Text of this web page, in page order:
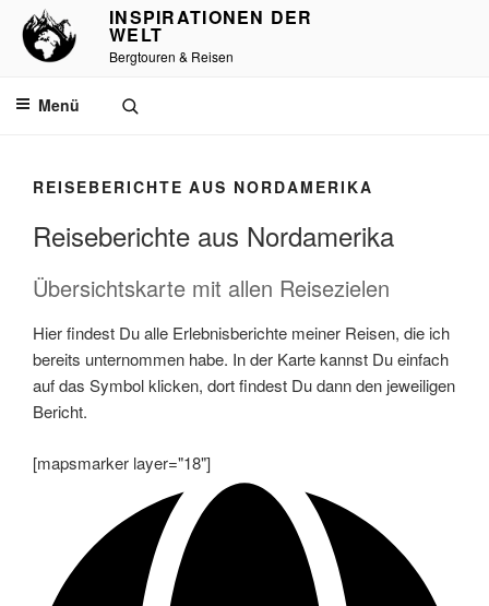
Zum
Inhalt
springen
INSPIRATIONEN DER
WELT
Bergtouren & Reisen
Menü
REISEBERICHTE AUS NORDAMERIKA
Reiseberichte aus Nordamerika
Übersichtskarte mit allen Reisezielen
Hier findest Du alle Erlebnisberichte meiner Reisen, die ich
bereits unternommen habe. In der Karte kannst Du einfach
auf das Symbol klicken, dort findest Du dann den jeweiligen
Bericht.
[mapsmarker layer="18"]